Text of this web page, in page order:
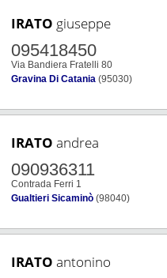
IRATO giuseppe
095418450
Via Bandiera Fratelli 80
Gravina Di Catania (95030)
IRATO andrea
090936311
Contrada Ferri 1
Gualtieri Sicaminò (98040)
IRATO antonino